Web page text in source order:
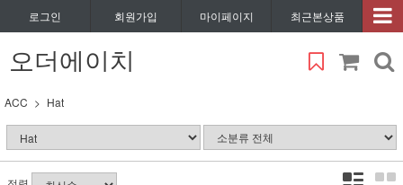
로그인 회원가입 마이페이지 최근본상품
오더에이치
ACC Hat